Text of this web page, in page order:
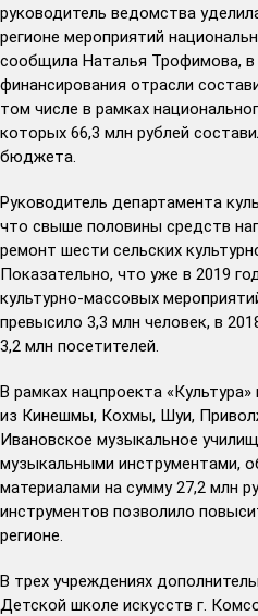
руководитель ведомства
регионе мероприятий
сообщила Наталья Трофимова,
финансирования отрасли
том числе в рамках
которых 66,3 млн рублей
бюджета.
Руководитель департамента
что свыше половины средств
ремонт шести сельских
Показательно, что уже в 2019
культурно-массовых
превысило 3,3 млн человек, в
3,2 млн посетителей.
В рамках нацпроекта
из Кинешмы, Кохмы, Шуи,
Ивановское музыкальное
музыкальными инструментами,
материалами на сумму 27,2 млн
инструментов позволило
регионе.
В трех учреждениях
Детской школе искусств г.